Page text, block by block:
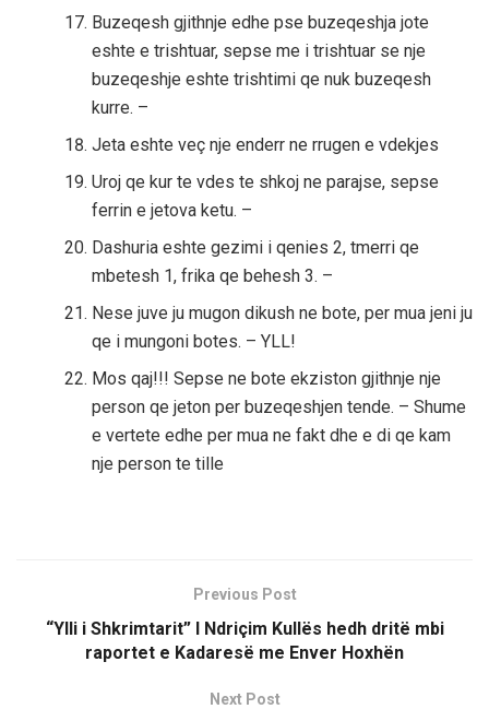
Buzeqesh gjithnje edhe pse buzeqeshja jote
eshte e trishtuar, sepse me i trishtuar se nje
buzeqeshje eshte trishtimi qe nuk buzeqesh
kurre. –
Jeta eshte veç nje enderr ne rrugen e vdekjes
Uroj qe kur te vdes te shkoj ne parajse, sepse
ferrin e jetova ketu. –
Dashuria eshte gezimi i qenies 2, tmerri qe
mbetesh 1, frika qe behesh 3. –
Nese juve ju mugon dikush ne bote, per mua jeni ju
qe i mungoni botes. – YLL!
Mos qaj!!! Sepse ne bote ekziston gjithnje nje
person qe jeton per buzeqeshjen tende. – Shume
e vertete edhe per mua ne fakt dhe e di qe kam
nje person te tille
Previous Post
“Ylli i Shkrimtarit” I Ndriçim Kullës hedh dritë mbi
raportet e Kadaresë me Enver Hoxhën
Next Post